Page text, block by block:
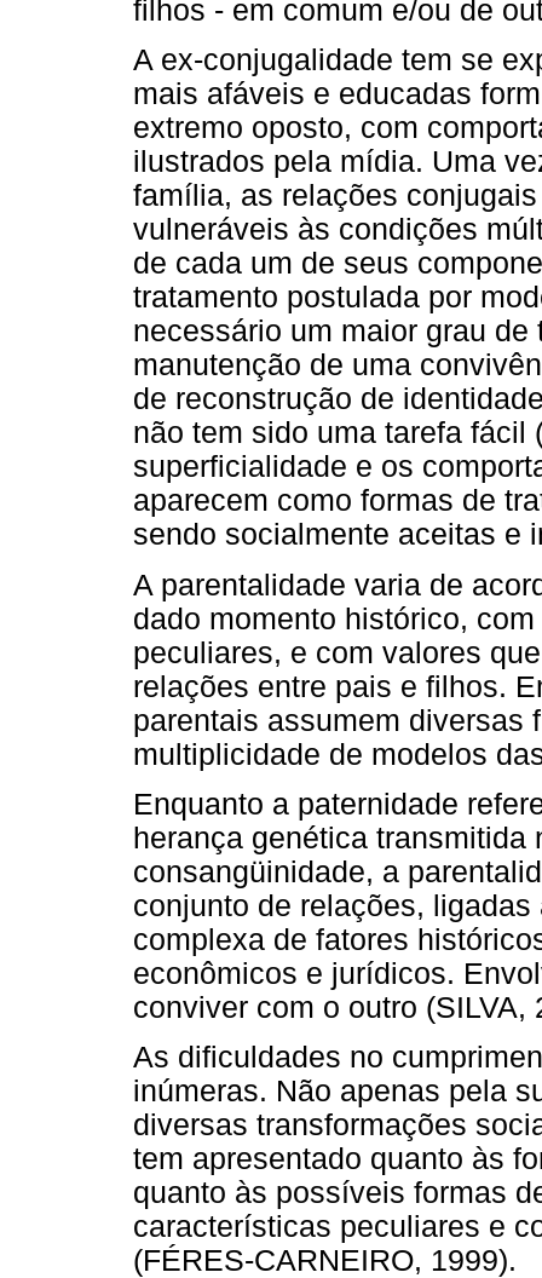
filhos - em comum e/ou de
A ex-conjugalidade tem se
mais afáveis e educadas
extremo oposto, com
ilustrados pela mídia. Uma
família, as relações
vulneráveis às condições
de cada um de seus
tratamento postulada por
necessário um maior grau
manutenção de uma
de reconstrução de
não tem sido uma tarefa fácil
superficialidade e os
aparecem como formas de
sendo socialmente aceitas e
A parentalidade varia de
dado momento histórico,
peculiares, e com valores
relações entre pais e filhos.
parentais assumem diversas
multiplicidade de modelos
Enquanto a paternidade
herança genética transmitida
consangüinidade, a
conjunto de relações,
complexa de fatores
econômicos e jurídicos.
conviver com o outro (SILVA,
As dificuldades no
inúmeras. Não apenas pela
diversas transformações
tem apresentado quanto às
quanto às possíveis formas
características peculiares e
(FÉRES-CARNEIRO, 1999).